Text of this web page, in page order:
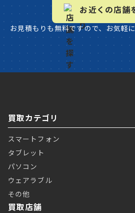
お近くの店舗
お見積もりも無料ですので、お気軽
買取カテゴリ
スマートフォン
タブレット
パソコン
ウェアラブル
その他
買取店舗